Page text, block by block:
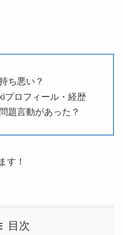
ち悪い？
プロフィール・経歴
題言動があった？
す！
目次